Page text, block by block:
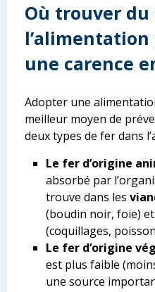
Où trouver du
une carence
Adopter une
meilleur moyen de
deux types de fer dans
Le fer d’origine
absorbé par
trouve dans les
(boudin noir, foie)
(coquillages,
Le fer d’origine
est plus faible
une source